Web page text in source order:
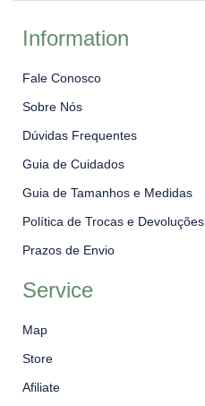
Information
Fale Conosco
Sobre Nós
Dúvidas Frequentes
Guia de Cuidados
Guia de Tamanhos e Medidas
Política de Trocas e Devoluções
Prazos de Envio
Service
Map
Store
Afiliate